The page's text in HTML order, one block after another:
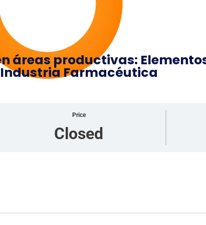
áreas productivas:
Farmacéutica
Price
Closed